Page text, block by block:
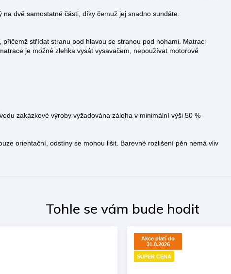
Akce platí do
31.8.2026
SUPER CENA
na dvě samostatné části, díky čemuž jej snadno sundáte.
střídat stranu pod hlavou se stranou pod nohami. Matraci
je možné zlehka vysát vysavačem, nepoužívat motorové
zakázkové výroby vyžadována záloha v minimální výši 50 %
orientační, odstíny se mohou lišit. Barevné rozlišení pěn nemá vliv